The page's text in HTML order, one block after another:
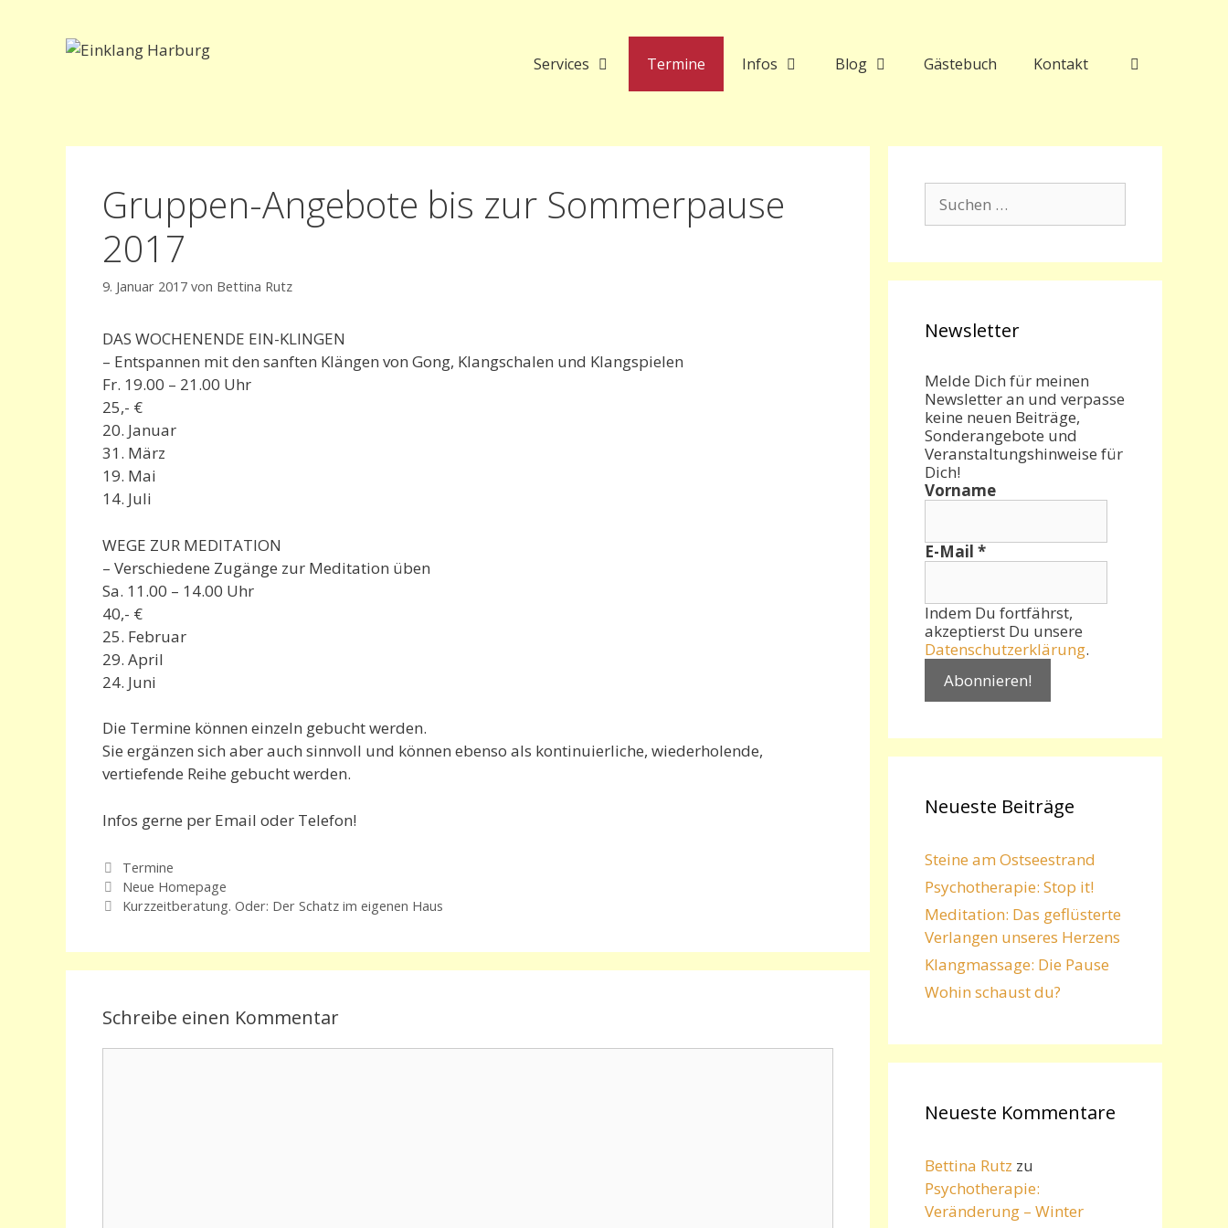
Services Termine Infos Blog Gästebuch Kontakt
Gruppen-Angebote bis zur Sommerpause
2017
9. Januar 2017 von Bettina Rutz
DAS WOCHENENDE EIN-KLINGEN
– Entspannen mit den sanften Klängen von Gong, Klangschalen und Klangspielen
Fr. 19.00 – 21.00 Uhr
25,- €
20. Januar
31. März
19. Mai
14. Juli
WEGE ZUR MEDITATION
– Verschiedene Zugänge zur Meditation üben
Sa. 11.00 – 14.00 Uhr
40,- €
25. Februar
29. April
24. Juni
Die Termine können einzeln gebucht werden.
Sie ergänzen sich aber auch sinnvoll und können ebenso als kontinuierliche, wiederholende,
vertiefende Reihe gebucht werden.
Infos gerne per Email oder Telefon!
Kategorien
Termine
Neue Homepage
Kurzzeitberatung. Oder: Der Schatz im eigenen Haus
Schreibe einen Kommentar
nach:
Newsletter
Melde Dich für meinen
Newsletter an und verpasse
keine neuen Beiträge,
Sonderangebote und
Veranstaltungshinweise für
Dich!
Vorname
E-Mail *
Indem Du fortfährst,
akzeptierst Du unsere
Datenschutzerklärung.
Neueste Beiträge
Steine am Ostseestrand
Psychotherapie: Stop it!
Meditation: Das geflüsterte
Verlangen unseres Herzens
Klangmassage: Die Pause
Wohin schaust du?
Neueste Kommentare
Bettina Rutz zu
Psychotherapie:
Veränderung – Winter